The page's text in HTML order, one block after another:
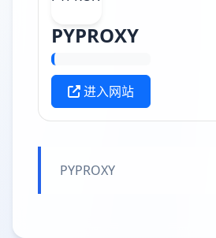
PYPROXY
进入网站
PYPROXY